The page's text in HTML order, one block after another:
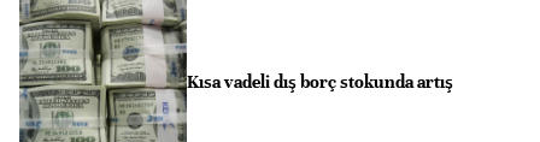
Kısa vadeli dış borç stokunda artış